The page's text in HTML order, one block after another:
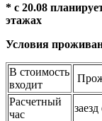
* с 20.08
этажах
Условия
В стоимость
входит
Расчетный
час